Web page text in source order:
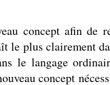
concept afin de
le plus clairement
le langage
concept